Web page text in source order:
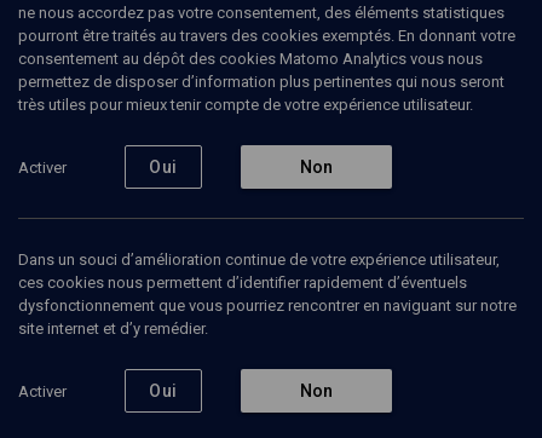
Abonnez-vous à notre newsletter
Société La rédaction
ne nous accordez pas votre consentement, des éléments statistiques
pourront être traités au travers des cookies exemptés. En donnant votre
consentement au dépôt des cookies Matomo Analytics vous nous
permettez de disposer d’information plus pertinentes qui nous seront
très utiles pour mieux tenir compte de votre expérience utilisateur.
Activer Oui Non
Dans un souci d’amélioration continue de votre expérience utilisateur,
ces cookies nous permettent d’identifier rapidement d’éventuels
dysfonctionnement que vous pourriez rencontrer en naviguant sur notre
site internet et d’y remédier.
Activer Oui Non